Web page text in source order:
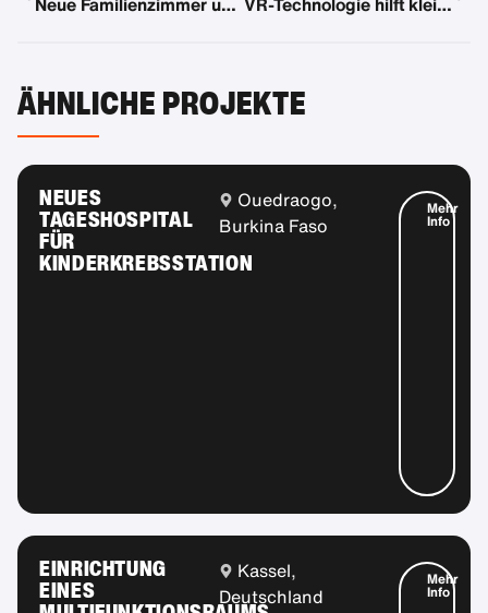
ÄHNLICHE PROJEKTE
NEUES
TAGESHOSPITAL
FÜR
KINDERKREBSSTATION
Ouedraogo,
Burkina Faso
Mehr
Info
EINRICHTUNG
EINES
Kassel,
Deutschland
Mehr
Info